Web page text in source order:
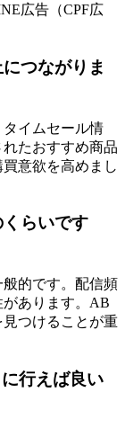
広告（CPF広
つながりま
イムセール情
たおすすめ商品
意欲を高めまし
らいです
的です。配信頻
あります。AB
つけることが重
行えば良い